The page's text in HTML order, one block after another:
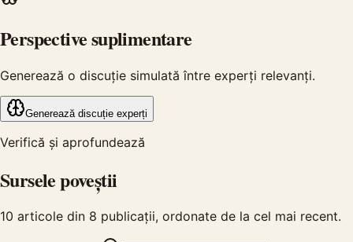
Perspective suplimentare
Generează o discuție simulată între experți relevanți.
Generează discuție experți
Verifică și aprofundează
Sursele poveștii
10 articole din 8 publicații, ordonate de la cel mai recent.